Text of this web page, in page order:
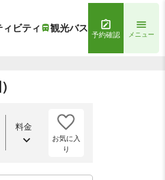
ビティ 観光バス 予約確認 メニュー
料金
お気に入
り